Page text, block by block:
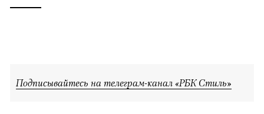
Подписывайтесь на телеграм-канал «РБК Стиль»